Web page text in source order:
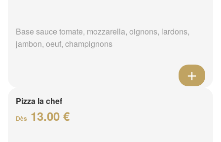
Base sauce tomate, mozzarella, oignons, lardons,
jambon, oeuf, champignons
Pizza la chef
Dès 13.00 €